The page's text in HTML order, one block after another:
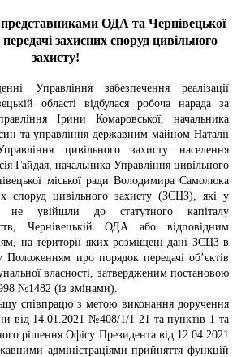
представниками ОДА та Чернівецької
захисних споруд цивільного
захисту!
Управління забезпечення реалізації
області відбулася робоча нарада за
Ірини Комаровської, начальника
та управління державним майном Наталії
цивільного захисту населення
Гайдая, начальника Управління цивільного
міської ради Володимира Самолюка
споруд цивільного захисту (ЗСЦЗ), які у
не увійшли до статутного капіталу
Чернівецькій ОДА або відповідним
на території яких розміщені дані ЗСЦЗ в
Положенням про порядок передачі об’єктів
власності, затвердженим постановою
№1482 (із змінами).
співпрацю з метою виконання доручення
від 14.01.2021 №408/1/1-21 та пунктів 1 та
рішення Офісу Президента від 12.04.2021
адміністраціями прийняття функцій